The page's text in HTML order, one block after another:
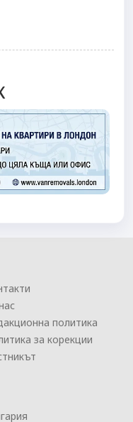
политика
за корекции